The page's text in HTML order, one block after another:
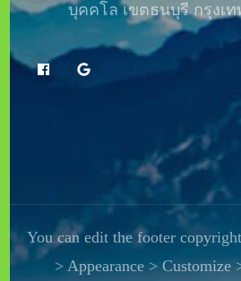
บุคคโล เขตธนบุรี กรุงเ
You can edit the footer
> Appearance > Customize